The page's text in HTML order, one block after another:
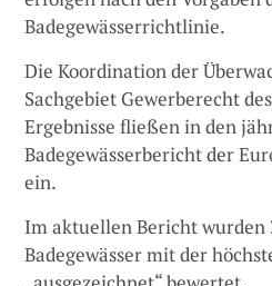
Badegewässerrichtlinie.
Die Koordination der
Sachgebiet Gewerberecht
Ergebnisse fließen in den
Badegewässerbericht der
ein.
Im aktuellen Bericht wurden
Badegewässer mit der